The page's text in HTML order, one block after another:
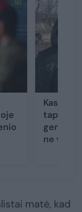
Kas yra
tapęs
ne
matė, kad